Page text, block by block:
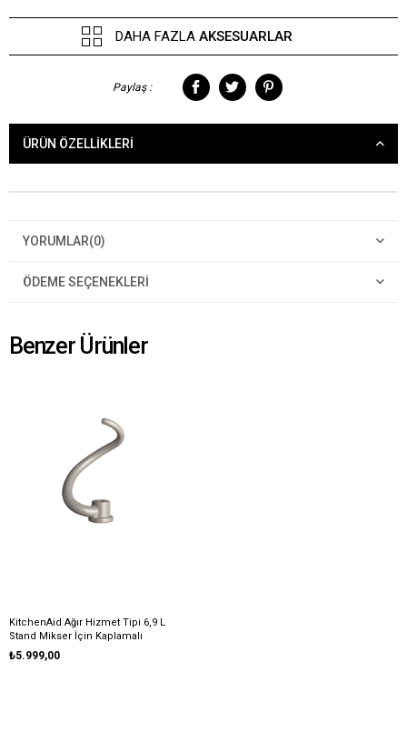
DAHA FAZLA AKSESUARLAR
Paylaş :
ÜRÜN ÖZELLIKLERI
YORUMLAR(0)
ÖDEME SEÇENEKLERI
Benzer Ürünler
KitchenAid Ağır Hizmet Tipi 6,9 L
Stand Mikser İçin Kaplamalı
Hamur Çengeli - 5K7DH
₺5.999,00